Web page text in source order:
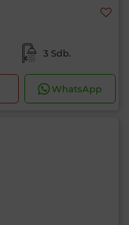
3 Sdb.
WhatsApp